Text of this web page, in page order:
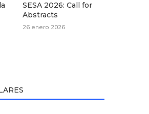
SESA 2026: Call for
Abstracts
26 enero 2026